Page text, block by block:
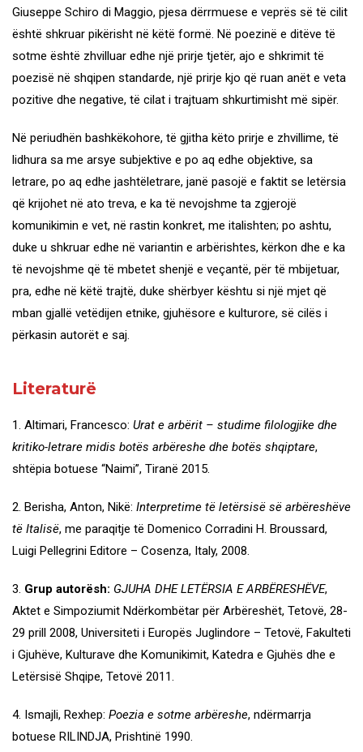
Giuseppe Schiro di Maggio, pjesa dërrmuese e veprës së të cilit
është shkruar pikërisht në këtë formë. Në poezinë e ditëve të
sotme është zhvilluar edhe një prirje tjetër, ajo e shkrimit të
poezisë në shqipen standarde, një prirje kjo që ruan anët e veta
pozitive dhe negative, të cilat i trajtuam shkurtimisht më sipër.
Në periudhën bashkëkohore, të gjitha këto prirje e zhvillime, të
lidhura sa me arsye subjektive e po aq edhe objektive, sa
letrare, po aq edhe jashtëletrare, janë pasojë e faktit se letërsia
që krijohet në ato treva, e ka të nevojshme ta zgjerojë
komunikimin e vet, në rastin konkret, me italishten; po ashtu,
duke u shkruar edhe në variantin e arbërishtes, kërkon dhe e ka
të nevojshme që të mbetet shenjë e veçantë, për të mbijetuar,
pra, edhe në këtë trajtë, duke shërbyer kështu si një mjet që
mban gjallë vetëdijen etnike, gjuhësore e kulturore, së cilës i
përkasin autorët e saj.
Literaturë
1. Altimari, Francesco: Urat e arbërit – studime filologjike dhe
kritiko-letrare midis botës arbëreshe dhe botës shqiptare,
shtëpia botuese “Naimi”, Tiranë 2015.
2. Berisha, Anton, Nikë: Interpretime të letërsisë së arbëreshëve
të Italisë, me paraqitje të Domenico Corradini H. Broussard,
Luigi Pellegrini Editore – Cosenza, Italy, 2008.
3. Grup autorësh: GJUHA DHE LETËRSIA E ARBËRESHËVE,
Aktet e Simpoziumit Ndërkombëtar për Arbëreshët, Tetovë, 28-
29 prill 2008, Universiteti i Europës Juglindore – Tetovë, Fakulteti
i Gjuhëve, Kulturave dhe Komunikimit, Katedra e Gjuhës dhe e
Letërsisë Shqipe, Tetovë 2011.
4. Ismajli, Rexhep: Poezia e sotme arbëreshe, ndërmarrja
botuese RILINDJA, Prishtinë 1990.